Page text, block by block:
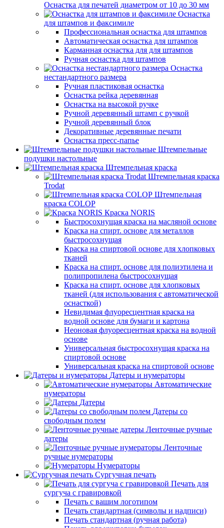
Оснастка для печатей диаметром от 10 до 30 мм
Оснастка
для штампов и факсимиле
Профессиональная оснастка для штампов
Автоматическая оснастка для штампов
Карманная оснастка для для штампов
Ручная оснастка для штампов
Оснастка
нестандартного размера
Ручная пластиковая оснастка
Оснастка рейка деревянная
Оснастка на высокой ручке
Ручной деревянный штамп с ручкой
Ручной деревянный блок
Декоративные деревянные печати
Оснастка пресс-папье
Штемпельные
подушки настольные
Штемпельная краска
Штемпельная краска
Trodat
Штемпельная
краска COLOP
Краска NORIS
Быстросохнущая краска на масляной основе
Краска на спирт. основе для металлов
быстросохнущая
Краска на спиртовой основе для хлопковых
тканей
Краска на спирт. основе для полиэтилена и
полипропилена быстросохнущая
Краска на спирт. основе для хлопковых
тканей (для использования с автоматической
оснасткой)
Невидимая флуоресцентная краска на
водной основе для бумаги и картона
Неоновая флуоресцентная краска на водной
основе
Универсальная быстросохнущая краска на
спиртовой основе
Универсальная краска на спиртовой основе
Датеры и нумераторы
Автоматические
нумераторы
Датеры
Датеры со
свободным полем
Ленточные ручные
датеры
Ленточные
ручные нумераторы
Нумераторы
Сургучная печать
Печать для
сургуча с гравировкой
Печать с вашим логотипом
Печать стандартная (символы и надписи)
Печать стандартная (ручная работа)